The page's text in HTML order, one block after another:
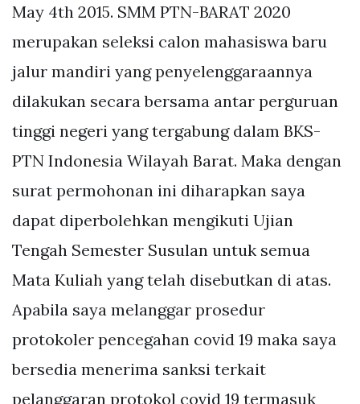
May 4th 2015. SMM PTN-BARAT 2020
merupakan seleksi calon mahasiswa baru
jalur mandiri yang penyelenggaraannya
dilakukan secara bersama antar perguruan
tinggi negeri yang tergabung dalam BKS-
PTN Indonesia Wilayah Barat. Maka dengan
surat permohonan ini diharapkan saya
dapat diperbolehkan mengikuti Ujian
Tengah Semester Susulan untuk semua
Mata Kuliah yang telah disebutkan di atas.
Apabila saya melanggar prosedur
protokoler pencegahan covid 19 maka saya
bersedia menerima sanksi terkait
pelanggaran protokol covid 19 termasuk